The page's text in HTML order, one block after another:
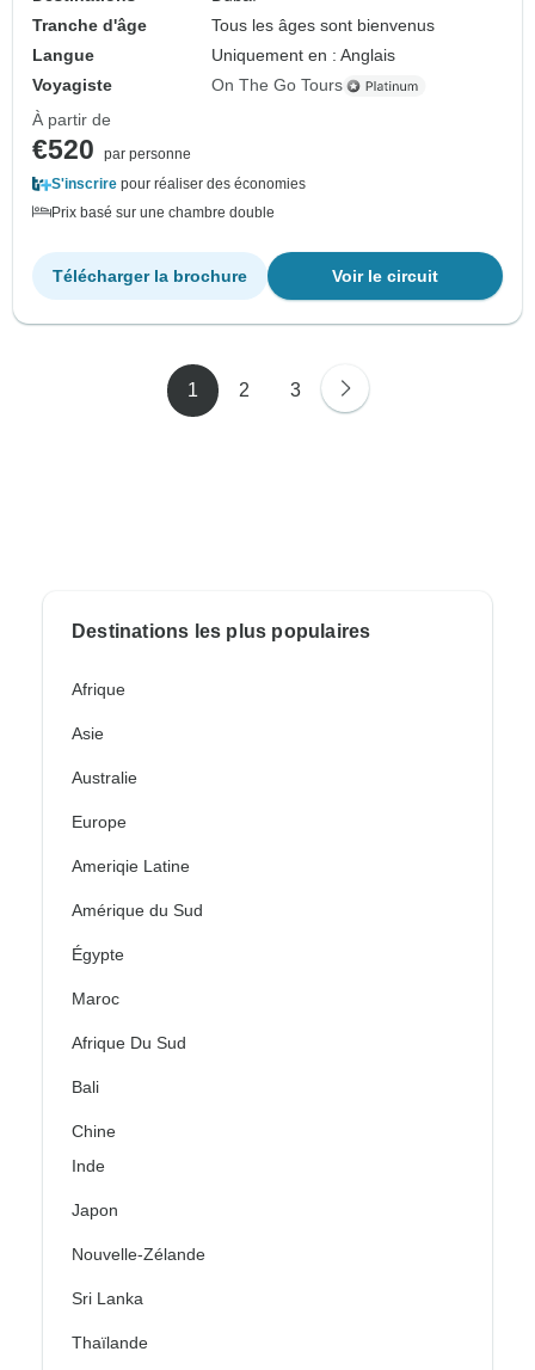
Tranche d'âge
Tous les âges sont bienvenus
Langue
Uniquement en : Anglais
Voyagiste
On The Go Tours
À partir de
€520
par personne
S'inscrire pour réaliser des économies
Prix basé sur une chambre double
Voir le circuit
Télécharger la brochure
1 2 3
Destinations les plus populaires
Afrique
Asie
Australie
Europe
Ameriqie Latine
Amérique du Sud
Égypte
Maroc
Afrique Du Sud
Bali
Chine
Inde
Japon
Nouvelle-Zélande
Sri Lanka
Thaïlande